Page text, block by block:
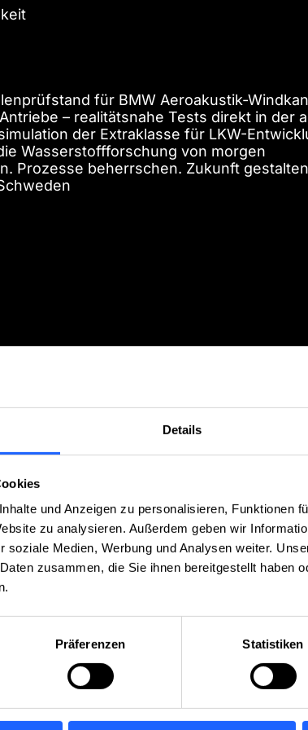
Details
und Anzeigen zu personalisieren, Funktionen
zu analysieren. Außerdem geben wir
soziale Medien, Werbung und Analysen weiter.
zusammen, die Sie ihnen bereitgestellt haben
Präferenzen Statistiken
für BMW Aeroakustik-
– realitätsnahe Tests direkt in der
der Extraklasse für LKW-
Wasserstoffforschung von morgen
Prozesse beherrschen. Zukunft
w/d) - 2027
(m/w/d) - 2027
/ Entwicklung
PEMS-Systems für Motorrad-RDE-
Cybersecurity
Messtechnik PlugIn
Akkreditierung
HZwo
die Forschung
stärken Automotive-Tests
für die Elektromobilität
in Haldenwang